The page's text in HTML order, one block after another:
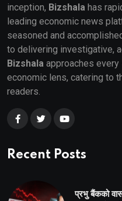
inception, Bizshala has
leading economic news
seasoned and
to delivering investigative,
Bizshala approaches
economic lens, catering to
readers.
Recent Posts
प्रभु बैंकको